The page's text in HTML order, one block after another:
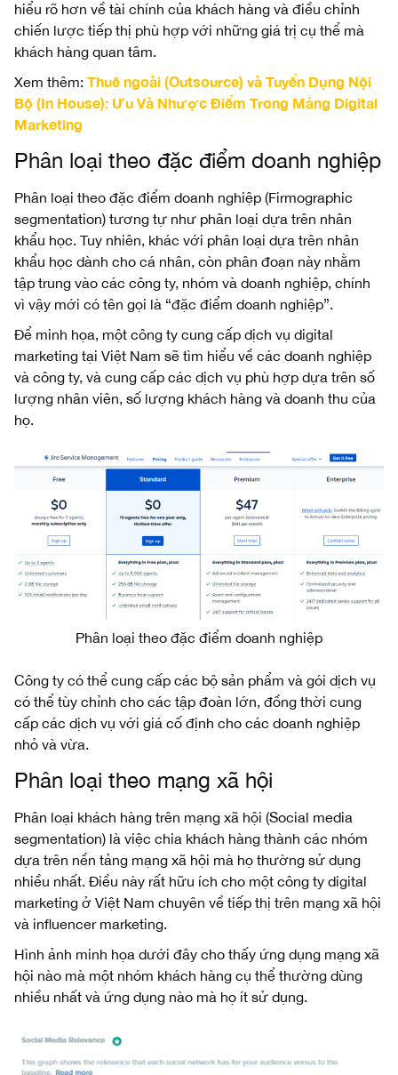
hiểu rõ hơn về tài chính của khách hàng và điều chỉnh
chiến lược tiếp thị phù hợp với những giá trị cụ thể mà
khách hàng quan tâm.
Xem thêm: Thuê ngoài (Outsource) và Tuyển Dụng Nội
Bộ (In House): Ưu Và Nhược Điểm Trong Mảng Digital
Marketing
Phân loại theo đặc điểm doanh nghiệp
Phân loại theo đặc điểm doanh nghiệp (Firmographic
segmentation) tương tự như phân loại dựa trên nhân
khẩu học. Tuy nhiên, khác với phân loại dựa trên nhân
khẩu học dành cho cá nhân, còn phân đoạn này nhằm
tập trung vào các công ty, nhóm và doanh nghiệp, chính
vì vậy mới có tên gọi là “đặc điểm doanh nghiệp”.
Để minh họa, một công ty cung cấp dịch vụ digital
marketing tại Việt Nam sẽ tìm hiểu về các doanh nghiệp
và công ty, và cung cấp các dịch vụ phù hợp dựa trên số
lượng nhân viên, số lượng khách hàng và doanh thu của
họ.
Phân loại theo đặc điểm doanh nghiệp
Công ty có thể cung cấp các bộ sản phẩm và gói dịch vụ
có thể tùy chỉnh cho các tập đoàn lớn, đồng thời cung
cấp các dịch vụ với giá cố định cho các doanh nghiệp
nhỏ và vừa.
Phân loại theo mạng xã hội
Phân loại khách hàng trên mạng xã hội (Social media
segmentation) là việc chia khách hàng thành các nhóm
dựa trên nền tảng mạng xã hội mà họ thường sử dụng
nhiều nhất. Điều này rất hữu ích cho một công ty digital
marketing ở Việt Nam chuyên về tiếp thị trên mạng xã hội
và influencer marketing.
Hình ảnh minh họa dưới đây cho thấy ứng dụng mạng xã
hội nào mà một nhóm khách hàng cụ thể thường dùng
nhiều nhất và ứng dụng nào mà họ ít sử dụng.